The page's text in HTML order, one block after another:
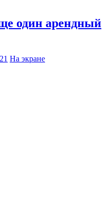
один арендный
На экране